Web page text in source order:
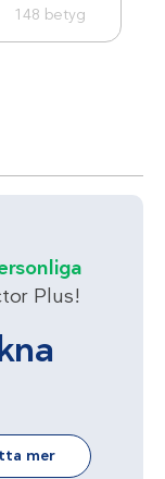
148 betyg
Plus!
mer